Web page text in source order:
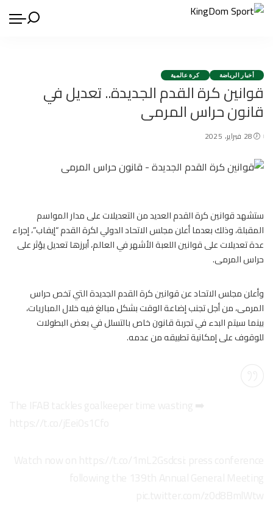
أخبار الرياضة كرة عالمية
قوانين كرة القدم الجديدة.. تعديل في
قانون حراس المرمى
28 فبراير، 2025
ستشهدقوانين كرة القدمالعديد من التعديلات على مدار المواسم
المقبلة، وذلك بعدما أعلن مجلس الاتحاد الدولي لكرة القدم “إيفاب”، إجراء
عدة تعديلات على قوانين اللعبة الأشهر في العالم، أبرزها تعديل يؤثر على
حراس المرمى.
وأعلن مجلس الاتحاد عن قوانين كرة القدم الجديدة التي تخص حراس
المرمى، من أجل تجنب إضاعة الوقت بشكل مبالغ فيه خلال المباريات،
بينما سيتم البدء في تجربة قانون خاص بالتسلل في بعض البطولات
للوقوف على إمكانية تطبيقه من عدمه.